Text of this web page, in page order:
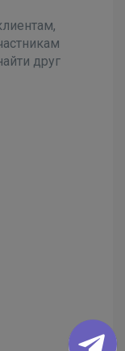
друг